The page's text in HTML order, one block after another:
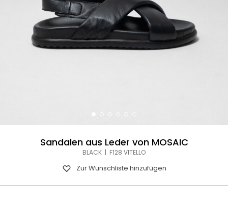
Sandalen aus Leder von MOSAIC
BLACK | F128 VITELLO
Zur Wunschliste hinzufügen